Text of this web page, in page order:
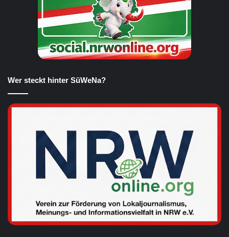
Wer steckt hinter SüWeNa?